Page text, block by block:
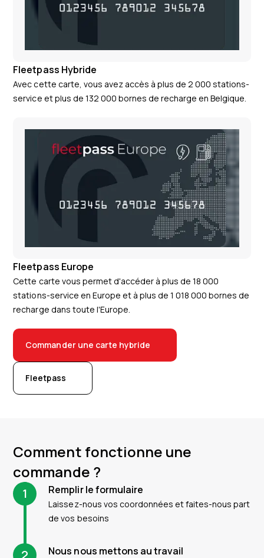
Fleetpass Hybride
Avec cette carte, vous avez accès à plus de 2 000 stations-
service et plus de 132 000 bornes de recharge en Belgique.
Fleetpass Europe
Cette carte vous permet d'accéder à plus de 18 000
stations-service en Europe et à plus de 1 018 000 bornes de
recharge dans toute l'Europe.
Commander une carte hybride
Fleetpass
Comment fonctionne une
commande ?
1 Remplir le formulaire
Laissez-nous vos coordonnées et faites-nous part
de vos besoins
2 Nous nous mettons au travail